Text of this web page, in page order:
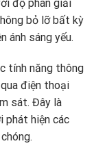
độ phân giải
bỏ lỡ bất kỳ
ánh sáng yếu.
tính năng thông
điện thoại
sát. Đây là
phát hiện các